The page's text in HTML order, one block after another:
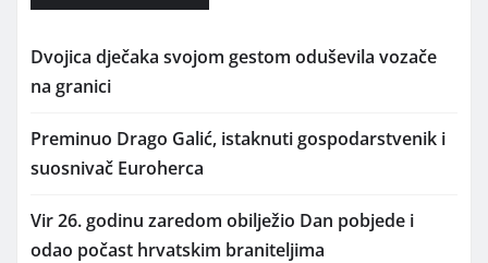
Dvojica dječaka svojom gestom oduševila vozače
na granici
Preminuo Drago Galić, istaknuti gospodarstvenik i
suosnivač Euroherca
Vir 26. godinu zaredom obilježio Dan pobjede i
odao počast hrvatskim braniteljima